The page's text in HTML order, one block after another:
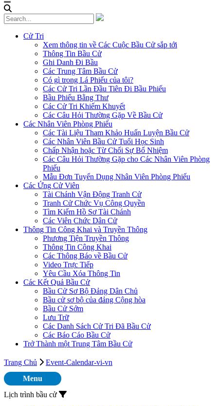
Cử Tri
Xem thông tin về Các Cuộc Bầu Cử sắp tới
Thông Tin Bầu Cử
Ghi Danh Đi Bầu
Các Trung Tâm Bầu Cử
Có gì trong Lá Phiếu của tôi?
Các Cử Tri Lần Đầu Tiên Đi Bầu Phiếu
Bầu Phiếu Bằng Thư
Các Cử Tri Khiếm Khuyết
Các Câu Hỏi Thường Gặp Về Bầu Cử
Các Nhân Viên Phòng Phiếu
Các Tài Liệu Tham Khảo Huấn Luyện Bầu Cử
Các Nhân Viên Bầu Cử Tuổi Học Sinh
Chấp Nhận hoặc Từ Chối Sự Bổ Nhiệm
Các Câu Hỏi Thường Gặp cho Các Nhân Viên Phòng
Phiếu
Mẫu Đơn Tuyển Dụng Nhân Viên Phòng Phiếu
Các Ứng Cử Viên
Tài Chánh Vận Động Tranh Cử
Tranh Cử Chức Vụ Công Quyền
Tìm Kiếm Hồ Sơ Tài Chánh
Các Viên Chức Dân Cử
Thông Tin Công Khai và Truyền Thông
Phương Tiện Truyền Thông
Thông Tin Công Khai
Các Thông Báo về Bầu Cử
Video Trực Tiếp
Yêu Cầu Xóa Thông Tin
Các Kết Quả Bầu Cử
Bầu Cử Sơ Bộ Đảng Dân Chủ
Bầu cử sơ bộ của đảng Cộng hòa
Bầu Cử Sớm
Lưu Trữ
Các Danh Sách Cử Tri Đã Bầu Cử
Các Báo Cáo Bầu Cử
Trở Thành một Trung Tâm Bầu Cử
Trang Chủ
Event-Calendar-vi-vn
Menu
Lịch trình bầu cử